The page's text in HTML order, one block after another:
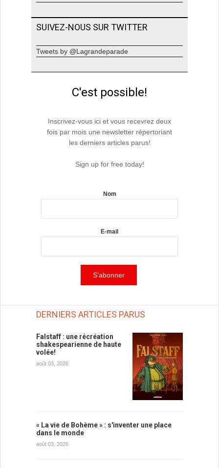
SUIVEZ-NOUS SUR TWITTER
Tweets by @Lagrandeparade
C'est possible!
Inscrivez-vous ici et vous recevrez deux
fois par mois une newsletter répertoriant
les derniers articles parus!
Sign up for free today!
Nom
E-mail
DERNIERS ARTICLES PARUS
Falstaff : une récréation
shakespearienne de haute
volée!
août 03, 2026
« La vie de Bohème » : s'inventer une place
dans le monde
août 03, 2026